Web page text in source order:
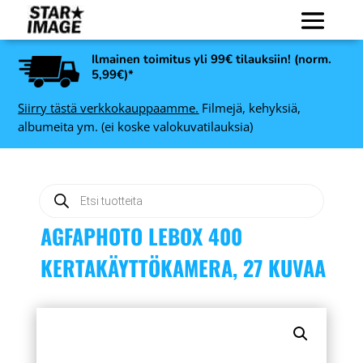
Ilmainen toimitus yli 99€ tilauksiin! (norm.
5,99€)*
Siirry tästä verkkokauppaamme. Filmejä, kehyksiä,
albumeita ym. (ei koske valokuvatilauksia)
search
AGFAPHOTO LEBOX 400
KERTAKÄYTTÖKAMERA, 27 KUVAA